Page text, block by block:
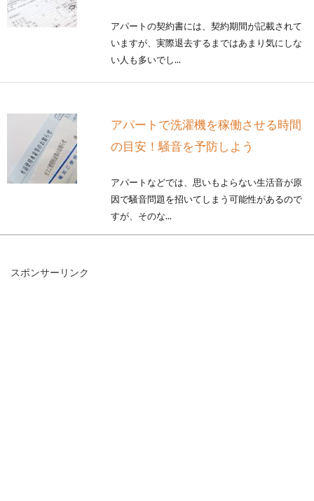
アパートの契約書には、契約期間が記載されて
いますが、実際退去するまではあまり気にしな
い人も多いでし...
アパートで洗濯機を稼働させる時間
の目安！騒音を予防しよう
アパートなどでは、思いもよらない生活音が原
因で騒音問題を招いてしまう可能性があるので
すが、そのな...
スポンサーリンク